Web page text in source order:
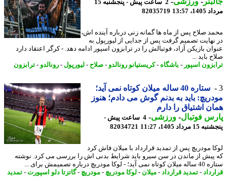
2 ساعت پیش - پنجشنبه 15
13:57
82035719
صلاح پس از ماه ها گمانه زنی درباره آینده اش،
تصمیم گرفت پس از جدایی از لیورپول به
بازیکن آزاد، فوتبالش را در ترابزون اسپور ادامه دهد. - کرگر اعتقاد دارد
باید ...
اسپور-باشگاه-کریستیانو رونالدو-صلاح-لیورپول -رونالدو-ترابزون
ستاره 40 ساله میلان کوتاه نمی آید؛
باید به بدنم گوش می دادم؛ هنوز
اشتیاق را دارم
فوتبال-ورزشی-
4 ساعت پیش -
1405، 11:27
82034721
مودریچ پس از تمدید قرارداد با میلان فاش کرد
از ماندن در سن سیرو باید شرایط بدنی اش را بررسی می کرد. نوشته
لوکا مودریچ درباره تصمیمش برای ...
-تمدید قرارداد -میلان-لوکا مودریچ- مودریچ- گاتزتا دلو اسپورت- تمدید